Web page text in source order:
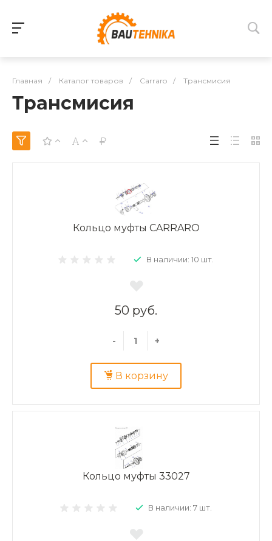
Главная / Каталог товаров / Carraro / Трансмисия
Трансмисия
Кольцо муфты CARRARO
В наличии: 10 шт.
50 руб.
- +
В корзину
Кольцо муфты 33027
В наличии: 7 шт.